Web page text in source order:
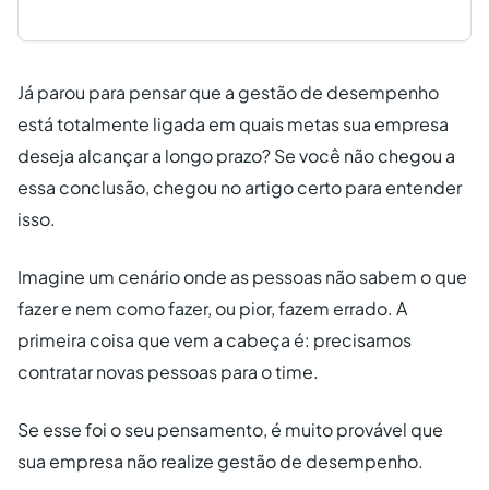
Já parou para pensar que a gestão de desempenho
está totalmente ligada em quais metas sua empresa
deseja alcançar a longo prazo? Se você não chegou a
essa conclusão, chegou no artigo certo para entender
isso.
Imagine um cenário onde as pessoas não sabem o que
fazer e nem como fazer, ou pior, fazem errado. A
primeira coisa que vem a cabeça é: precisamos
contratar novas pessoas para o time.
Se esse foi o seu pensamento, é muito provável que
sua empresa não realize gestão de desempenho.